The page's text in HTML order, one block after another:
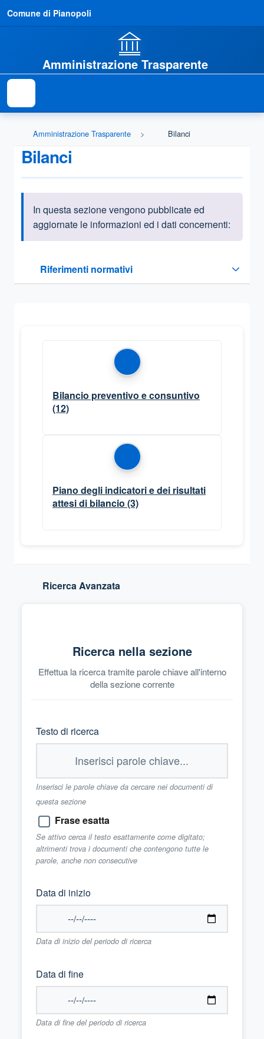
Comune di Pianopoli
Amministrazione Trasparente
Amministrazione Trasparente Bilanci
Bilanci
Informazioni introduttive
In questa sezione vengono pubblicate ed
aggiornate le informazioni ed i dati concernenti:
Riferimenti normativi
Sezione compressa
Bilancio preventivo e consuntivo
(12)
Piano degli indicatori e dei risultati
attesi di bilancio (3)
Ricerca Avanzata
Ricerca nella sezione
Effettua la ricerca tramite parole chiave all'interno
della sezione corrente
Testo di ricerca
Inserisci le parole chiave da cercare nei documenti di
questa sezione
Frase esatta
Se attivo cerca il testo esattamente come digitato;
altrimenti trova i documenti che contengono tutte le
parole, anche non consecutive
Data di inizio
Data di inizio del periodo di ricerca
Data di fine
Data di fine del periodo di ricerca